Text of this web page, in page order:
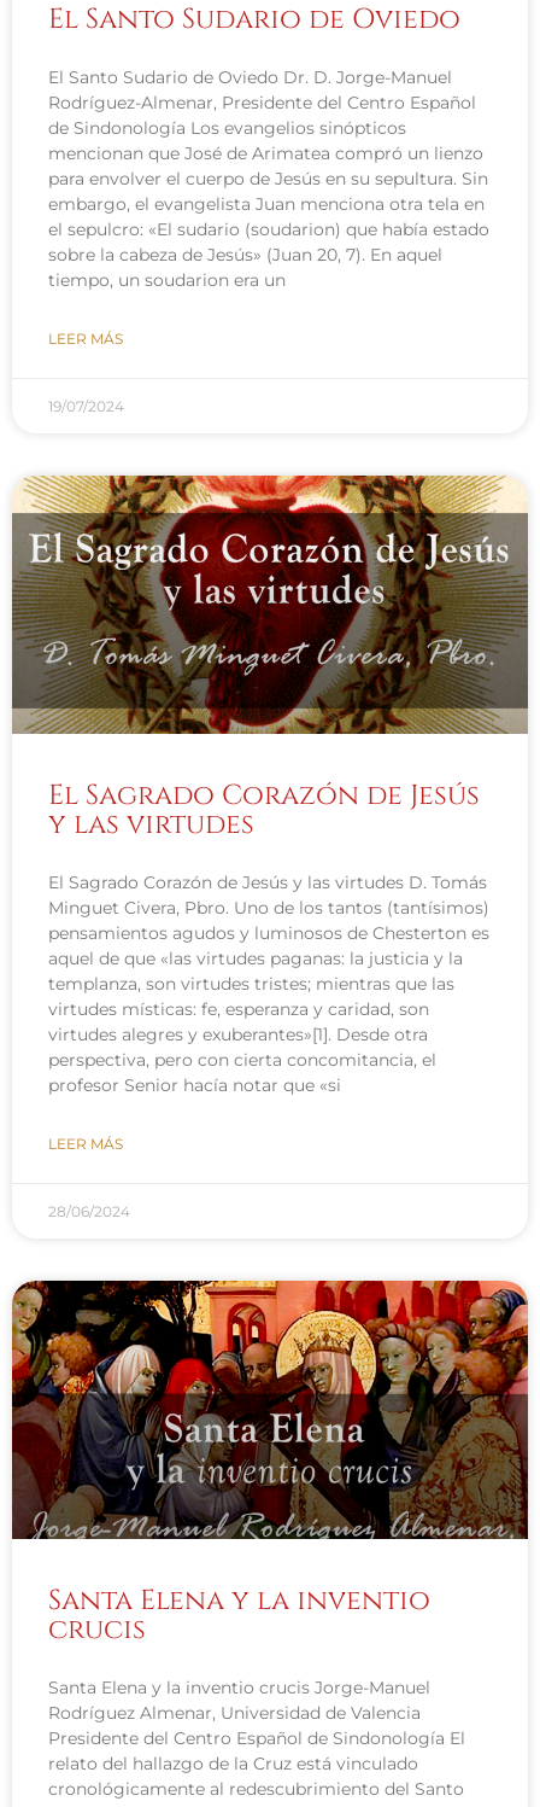
El Santo Sudario de Oviedo
El Santo Sudario de Oviedo Dr. D. Jorge-Manuel
Rodríguez-Almenar, Presidente del Centro Español
de Sindonología Los evangelios sinópticos
mencionan que José de Arimatea compró un lienzo
para envolver el cuerpo de Jesús en su sepultura. Sin
embargo, el evangelista Juan menciona otra tela en
el sepulcro: «El sudario (soudarion) que había estado
sobre la cabeza de Jesús» (Juan 20, 7). En aquel
tiempo, un soudarion era un
LEER MÁS
19/07/2024
El Sagrado Corazón de Jesús
y las virtudes
El Sagrado Corazón de Jesús y las virtudes D. Tomás
Minguet Civera, Pbro. Uno de los tantos (tantísimos)
pensamientos agudos y luminosos de Chesterton es
aquel de que «las virtudes paganas: la justicia y la
templanza, son virtudes tristes; mientras que las
virtudes místicas: fe, esperanza y caridad, son
virtudes alegres y exuberantes»[1]. Desde otra
perspectiva, pero con cierta concomitancia, el
profesor Senior hacía notar que «si
LEER MÁS
28/06/2024
Santa Elena y la inventio
crucis
Santa Elena y la inventio crucis Jorge-Manuel
Rodríguez Almenar, Universidad de Valencia
Presidente del Centro Español de Sindonología El
relato del hallazgo de la Cruz está vinculado
cronológicamente al redescubrimiento del Santo